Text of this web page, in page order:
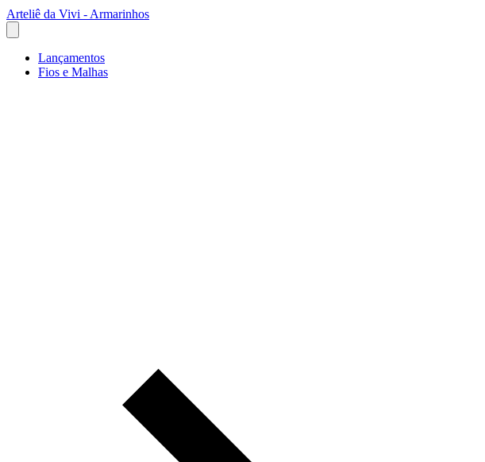
Arteliê da Vivi - Armarinhos
Lançamentos
Fios e Malhas